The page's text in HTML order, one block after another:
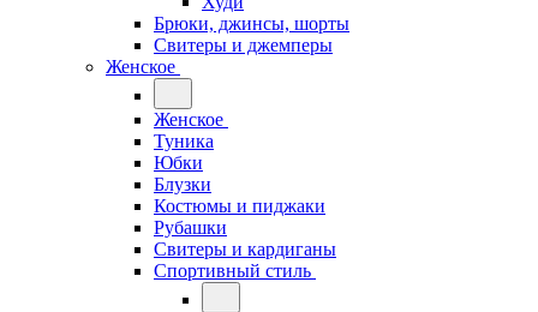
Брюки, джинсы, шорты
Свитеры и джемперы
Женское
Женское
Туника
Юбки
Блузки
Костюмы и пиджаки
Рубашки
Свитеры и кардиганы
Спортивный стиль